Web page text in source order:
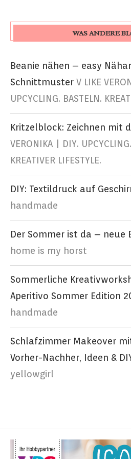
WAS ANDERE
Beanie nähen – easy
Schnittmuster V LIKE
UPCYCLING. BASTELN.
Kritzelblock: Zeichnen mit
VERONIKA | DIY.
KREATIVER LIFESTYLE.
DIY: Textildruck auf
handmade
Der Sommer ist da – neue
home is my horst
Sommerliche
Aperitivo Sommer Edition
handmade
Schlafzimmer Makeover
Vorher-Nachher, Ideen &
yellowgirl